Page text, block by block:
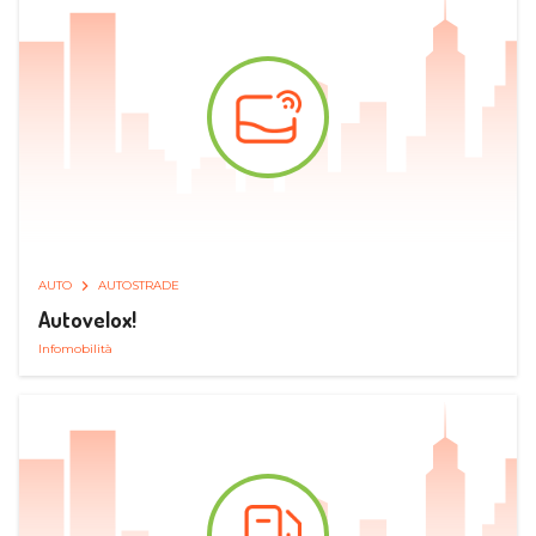
AUTO AUTOSTRADE
Autovelox!
Infomobilità